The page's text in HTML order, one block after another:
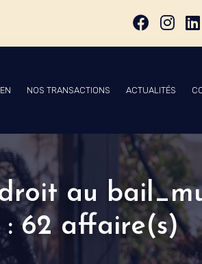
NOS TRANSACTIONS ACTUALITÉS
au
: 62 affaire(s)